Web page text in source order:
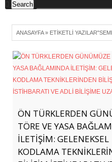
ANASAYFA» ETIKETLI
ÖN TÜRKLERDEN
TÖRE VE YASA
İLETİŞİM: GELENEKSEL
KODLAMA